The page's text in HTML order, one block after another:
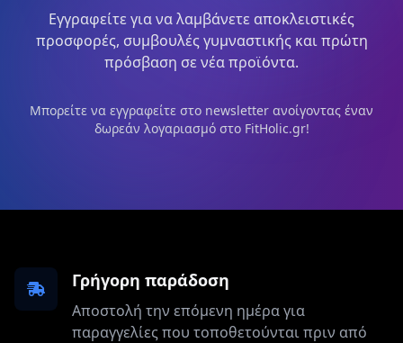
Εγγραφείτε για να λαμβάνετε αποκλειστικές
προσφορές, συμβουλές γυμναστικής και πρώτη
πρόσβαση σε νέα προϊόντα.
Μπορείτε να εγγραφείτε στο newsletter ανοίγοντας έναν
δωρεάν λογαριασμό στο FitHolic.gr!
Γρήγορη παράδοση
Αποστολή την επόμενη ημέρα για
παραγγελίες που τοποθετούνται πριν από